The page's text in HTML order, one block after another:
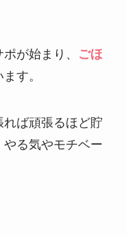
が始まり、
ごほ
す。
ば頑張るほど貯
やる気やモチベー